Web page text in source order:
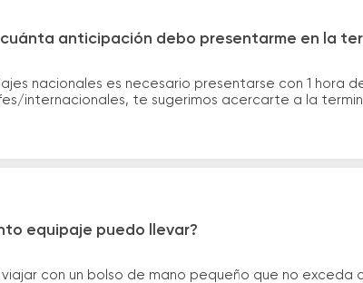
anticipación debo presentarme en la
nacionales es necesario presentarse con 1 hora
internacionales, te sugerimos acercarte a la
equipaje puedo llevar?
viajar con un bolso de mano pequeño que no